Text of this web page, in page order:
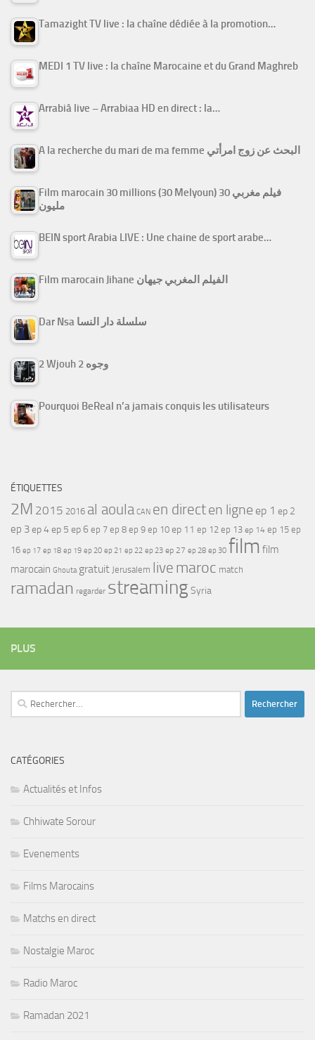
Tamazight TV live : la chaîne dédiée à la promotion…
MEDI 1 TV live : la chaîne Marocaine et du Grand Maghreb
Arrabiâ live – Arrabiaa HD en direct : la…
A la recherche du mari de ma femme البحث عن زوج امرأتي
Film marocain 30 millions (30 Melyoun) فيلم مغربي 30
مليون
BEIN sport Arabia LIVE : Une chaine de sport arabe…
Film marocain Jihane الفيلم المغربي جيهان
Dar Nsa سلسلة دار النسا
2 Wjouh 2 وجوه
Pourquoi BeReal n’a jamais conquis les utilisateurs
ÉTIQUETTES
2M 2015 2016 al aoula CAN en directen ligne ep 1 ep 2
ep 3ep 4ep 5 ep 6 ep 7 ep 8 ep 9 ep 10 ep 11 ep 12 ep 13 ep 14 ep 15 ep
16 ep 17 ep 18 ep 19 ep 20 ep 21 ep 22 ep 23 ep 27 ep 28 ep 30 film film
marocain Ghouta gratuit Jerusalem live maroc match
ramadan regarder streamingSyria
PLUS
Rechercher :
CATÉGORIES
Actualités et Infos
Chhiwate Sorour
Evenements
Films Marocains
Matchs en direct
Nostalgie Maroc
Radio Maroc
Ramadan 2021